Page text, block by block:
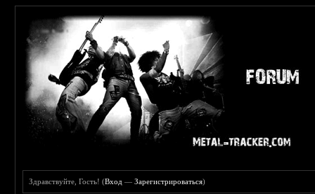
Здравствуйте, Гость! (Вход —Зарегистрироваться)